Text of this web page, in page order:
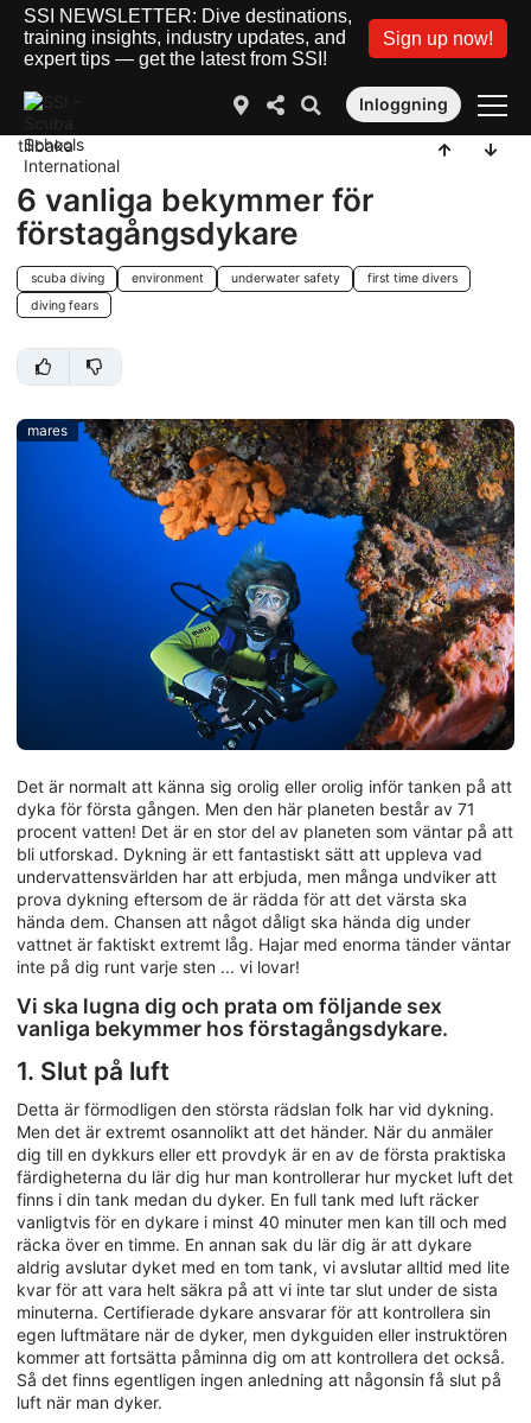
SSI NEWSLETTER: Dive destinations,
training insights, industry updates, and
expert tips — get the latest from SSI!
Sign up now!
Inloggning
tillbaka
6 vanliga bekymmer för
förstagångsdykare
scuba diving environment underwater safety
first time divers
diving fears
mares
Det är normalt att känna sig orolig eller orolig inför tanken på att
dyka för första gången. Men den här planeten består av 71
procent vatten! Det är en stor del av planeten som väntar på att
bli utforskad. Dykning är ett fantastiskt sätt att uppleva vad
undervattensvärlden har att erbjuda, men många undviker att
prova dykning eftersom de är rädda för att det värsta ska
hända dem. Chansen att något dåligt ska hända dig under
vattnet är faktiskt extremt låg. Hajar med enorma tänder väntar
inte på dig runt varje sten ... vi lovar!
Vi ska lugna dig och prata om följande sex
vanliga bekymmer hos förstagångsdykare.
1. Slut på luft
Detta är förmodligen den största rädslan folk har vid dykning.
Men det är extremt osannolikt att det händer. När du anmäler
dig till en dykkurs eller ett provdyk är en av de första praktiska
färdigheterna du lär dig hur man kontrollerar hur mycket luft det
finns i din tank medan du dyker. En full tank med luft räcker
vanligtvis för en dykare i minst 40 minuter men kan till och med
räcka över en timme. En annan sak du lär dig är att dykare
aldrig avslutar dyket med en tom tank, vi avslutar alltid med lite
kvar för att vara helt säkra på att vi inte tar slut under de sista
minuterna. Certifierade dykare ansvarar för att kontrollera sin
egen luftmätare när de dyker, men dykguiden eller instruktören
kommer att fortsätta påminna dig om att kontrollera det också.
Så det finns egentligen ingen anledning att någonsin få slut på
luft när man dyker.